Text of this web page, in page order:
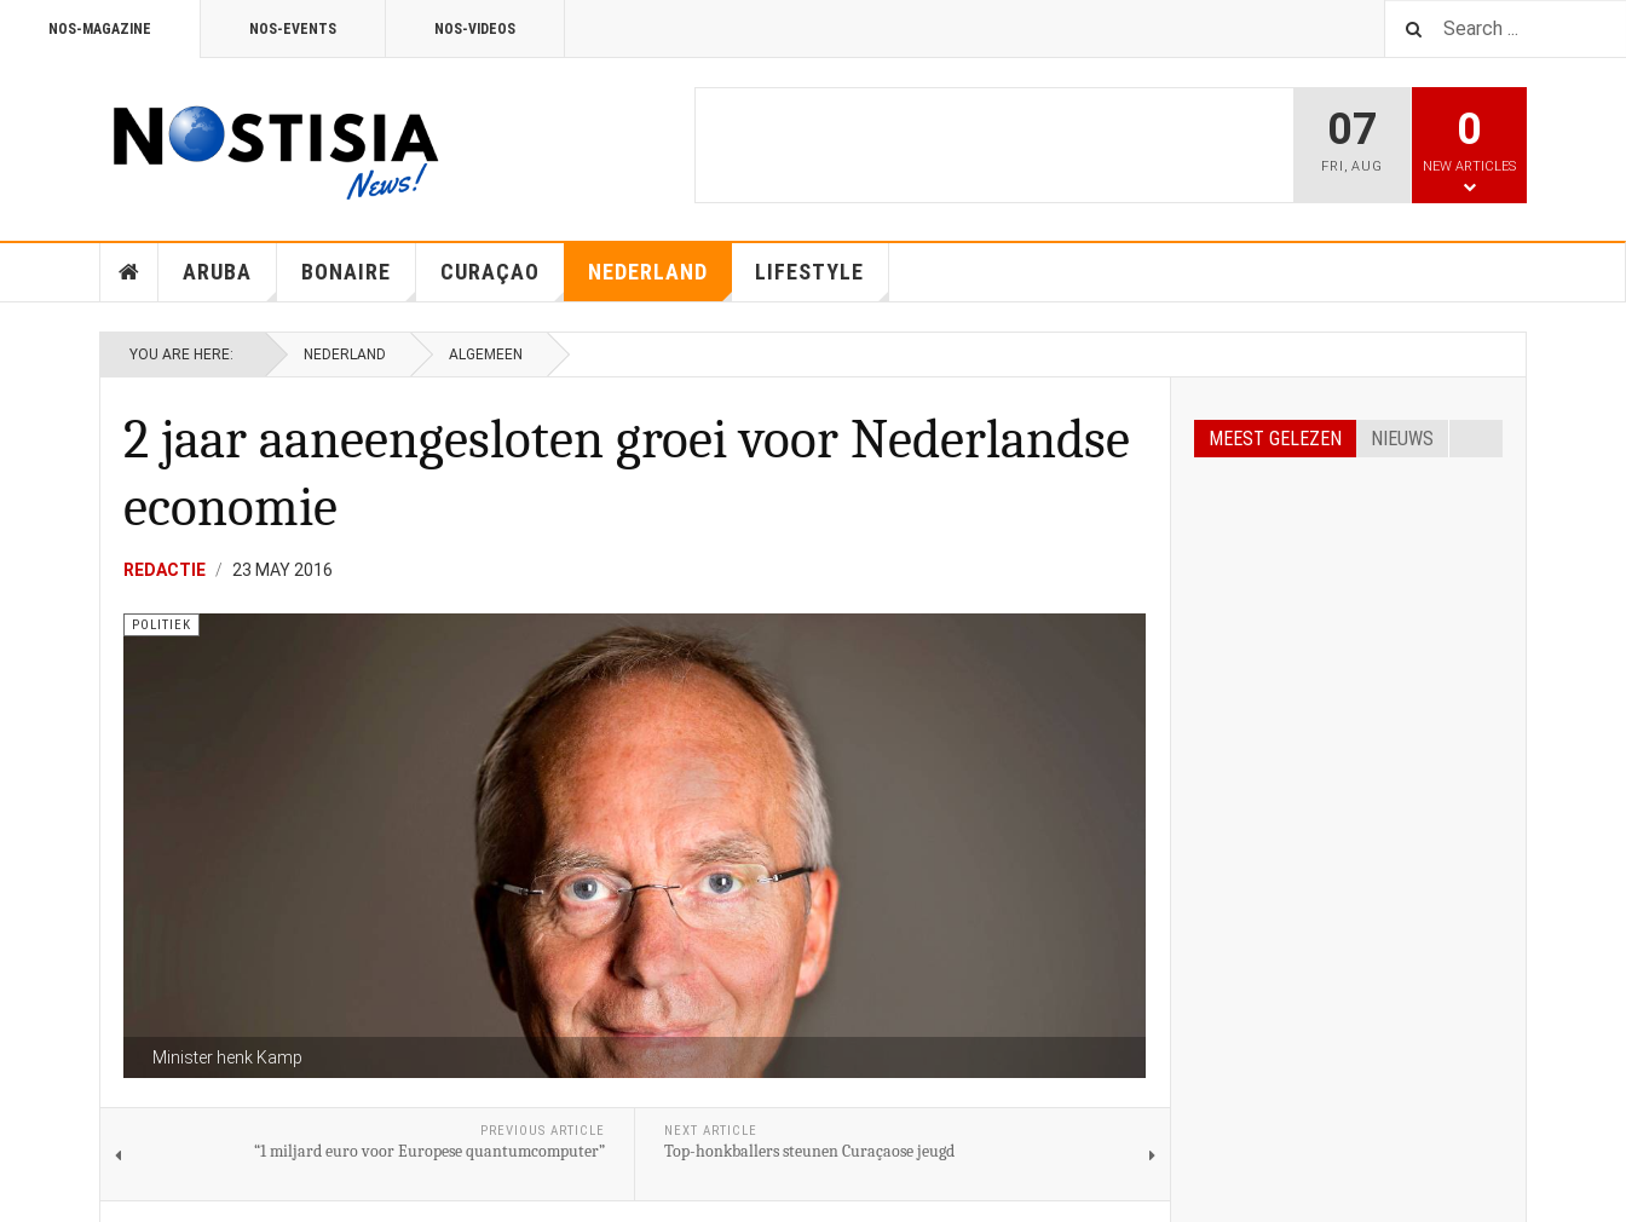
NOS-MAGAZINE NOS-EVENTS NOS-VIDEOS
07
FRI ,AUG
0
NEW ARTICLES
ARUBA BONAIRE CURAÇAO NEDERLAND LIFESTYLE
YOU ARE HERE: NEDERLAND ALGEMEEN
2 jaar aaneengesloten groei voor Nederlandse
economie
REDACTIE 23 MAY 2016
Minister henk Kamp
POLITIEK
PREVIOUS ARTICLE
“1 miljard euro voor Europese quantumcomputer”
NEXT ARTICLE
Top-honkballers steunen Curaçaose jeugd
MEEST GELEZEN NIEUWS